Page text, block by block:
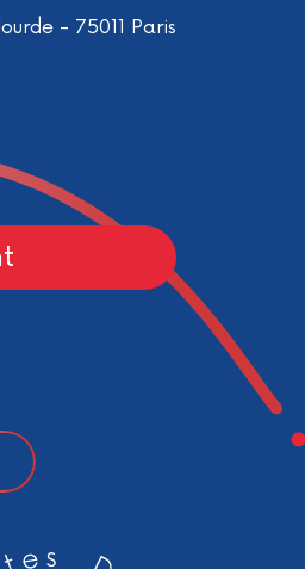
- 75011 Paris